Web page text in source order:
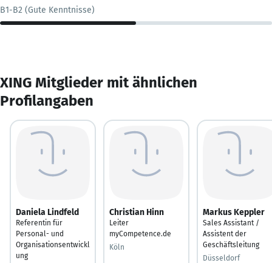
B1-B2 (Gute Kenntnisse)
XING Mitglieder mit ähnlichen
Profilangaben
Daniela Lindfeld
Referentin für
Personal- und
Organisationsentwickl
ung
Christian Hinn
Leiter
myCompetence.de
Köln
Markus Keppler
Sales Assistant /
Assistent der
Geschäftsleitung
Düsseldorf